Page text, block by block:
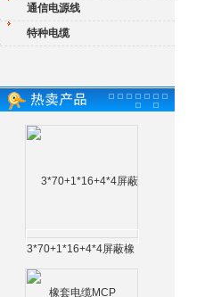
通信电源线
特种电缆
3*70+1*16+4*4屏蔽橡